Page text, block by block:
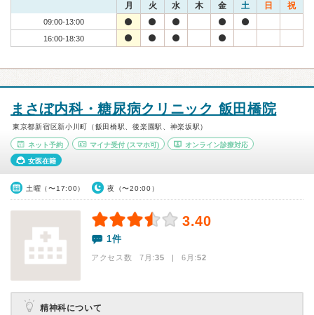
月 火 水 木 金 土 日 祝
09:00-13:00
16:00-18:30
まさぼ内科・糖尿病クリニック 飯田橋院
東京都新宿区新小川町（飯田橋駅、後楽園駅、神楽坂駅）
ネット予約 マイナ受付(スマホ可) オンライン診療対応
女医在籍
土曜（〜17:00） 夜（〜20:00）
3.40
1件
アクセス数 7月:35 | 6月:52
精神科について